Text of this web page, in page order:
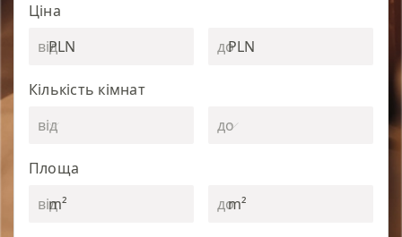
Ціна
PLN
PLN
Кількість кімнат
Площа
m²
m²